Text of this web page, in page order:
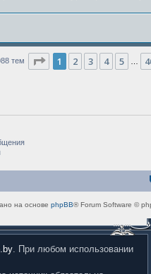
тем Страница из 40
1 2 3 4 5
на основе phpBB® Forum Software ©
. При любом использовании